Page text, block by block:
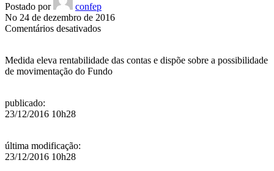
Postado por
confep
No 24 de dezembro de 2016
Comentários desativadosem
FGTS
são
Medida eleva rentabilidade das contas e dispõe sobre a possibilidade
de movimentação do Fundo
publicado:
23/12/2016 10h28
última modificação:
23/12/2016 10h28